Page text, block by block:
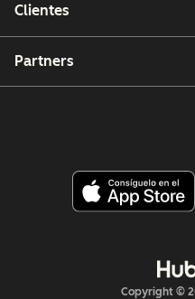
Clientes
Partners
Copyright ©